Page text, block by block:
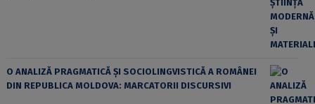
O ANALIZĂ PRAGMATICĂ ȘI SOCIOLINGVISTICĂ A ROMÂNEI
DIN REPUBLICA MOLDOVA: MARCATORII DISCURSIVI